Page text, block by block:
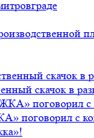
скачок в
поговорил с